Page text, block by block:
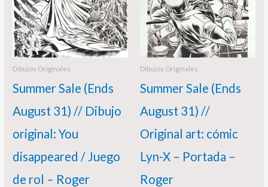
Dibujos Originales
Summer Sale (Ends
August 31) // Dibujo
original: You
disappeared / Juego
de rol – Roger
Dibujos Originales
Summer Sale (Ends
August 31) //
Original art: cómic
Lyn-X – Portada –
Roger